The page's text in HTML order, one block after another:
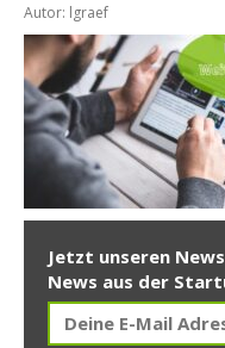
Autor: lgraef
Jetzt unseren
News aus der